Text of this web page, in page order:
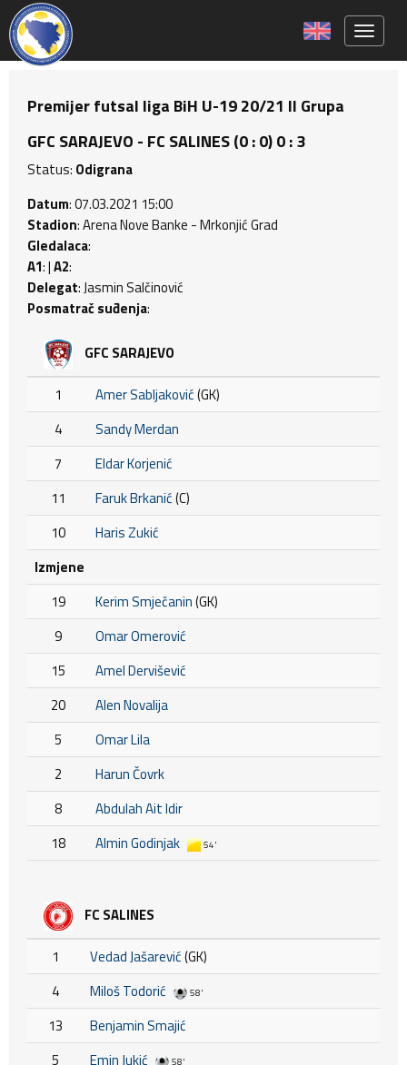
Premijer futsal liga BiH U-19 20/21 II Grupa
GFC SARAJEVO - FC SALINES (0 : 0) 0 : 3
Status: Odigrana
Datum: 07.03.2021 15:00
Stadion: Arena Nove Banke - Mrkonjić Grad
Gledalaca:
A1: |A2:
Delegat: Jasmin Salčinović
Posmatrač suđenja:
GFC SARAJEVO
1 Amer Sabljaković(GK)
4
Sandy Merdan
7
Eldar Korjenić
11
Faruk Brkanić(C)
10
Haris Zukić
Izmjene
19
Kerim Smječanin(GK)
9
Omar Omerović
15
Amel Dervišević
20
Alen Novalija
5
Omar Lila
2
Harun Čovrk
8
Abdulah Ait Idir
18
Almin Godinjak 54'
FC SALINES
1 Vedad Jašarević(GK)
4
Miloš Todorić 58'
13
Benjamin Smajić
5
Emin Jukić 58'